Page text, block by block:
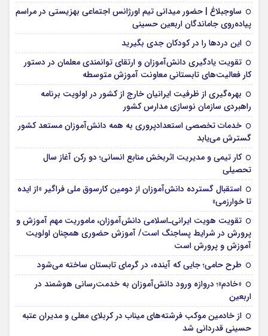
ساوجبلاغ | حضور میدانی تیم اورژانس اجتماعی بهزیستی در مراسم
پیاده‌روی جاماندگان اربعین حسینی
این درد‌ها را در کودکان جدی بگیرید
تقویت یادگیری دانش‌آموزان و ارتقای توانمندی معلمان در دستور
کار فعالیت‌های تابستانی معاونت آموزش متوسطه
بهره‌گیری از ظرفیت ایرانیان خارج از کشور در اولویت برنامه
راهبردی سازمان نوسازی مدارس کشور
خدمات تخصصی استعدادپروری به همه دانش‌آموزان مستعد کشور
گسترش می‌یابد
کار تیمی و مدیریت اثربخش منابع انسانی؛ دو رکن آغاز سال
تحصیلی
استقبال گسترده دانش‌آموزان از دومین کارسوق ملی فراگیر «از ایده
تا خوارزمی»
تقویت هویت ایرانی‌ـ‌اسلامی دانش‌آموزان، ماموریت مهم آموزش و
پرورش در شرایط پساجنگ است/ آموزش حضوری همچنان اولویت
آموزش و پرورش است
طرح حامی؛ جایی که آینده، در گرمای تابستان ساخته می‌شود
«خادم»؛ دروازه ورود دانش‌آموزان به خدمت‌رسانی هوشمند در
اربعین
از خادمین موکب فرشته‌های میناب در کربلای معلی و مدیران عتبه
حسینی قدردانی شد